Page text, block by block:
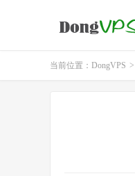
当前位置： DongVPS >